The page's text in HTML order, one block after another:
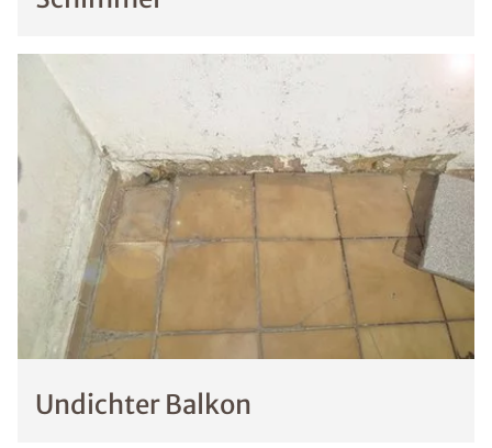
Undichter Balkon